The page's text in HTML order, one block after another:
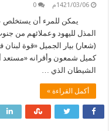
1421/03/06م 0
يمكن للمرء أن يستخلص عدة
كميل شمعون وأقرانه «مستعد
الشيطان الذي …
أكمل القراءة »